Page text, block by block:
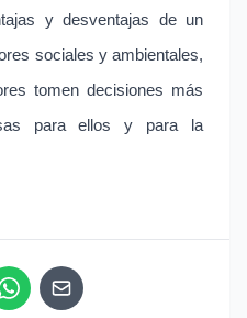
y desventajas de un
sociales y ambientales,
tomen decisiones más
para ellos y para la